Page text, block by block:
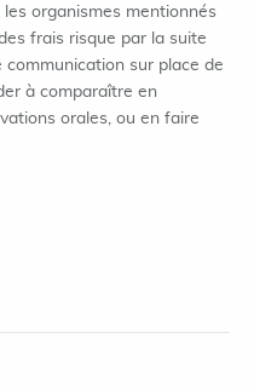
organismes mentionnés
frais risque par la suite
sur place de
à comparaître en
orales, ou en faire